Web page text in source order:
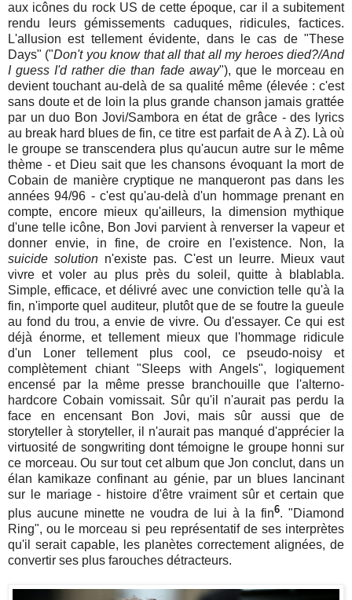
aux icônes du rock US de cette époque, car il a subitement
rendu leurs gémissements caduques, ridicules, factices.
L'allusion est tellement évidente, dans le cas de "These
Days" ("Don't you know that all that all my heroes died?/And
I guess I'd rather die than fade away"), que le morceau en
devient touchant au-delà de sa qualité même (élevée : c'est
sans doute et de loin la plus grande chanson jamais grattée
par un duo Bon Jovi/Sambora en état de grâce - des lyrics
au break hard blues de fin, ce titre est parfait de A à Z). Là où
le groupe se transcendera plus qu'aucun autre sur le même
thème - et Dieu sait que les chansons évoquant la mort de
Cobain de manière cryptique ne manqueront pas dans les
années 94/96 - c'est qu'au-delà d'un hommage prenant en
compte, encore mieux qu'ailleurs, la dimension mythique
d'une telle icône, Bon Jovi parvient à renverser la vapeur et
donner envie, in fine, de croire en l'existence. Non, la
suicide solution n'existe pas. C'est un leurre. Mieux vaut
vivre et voler au plus près du soleil, quitte à blablabla.
Simple, efficace, et délivré avec une conviction telle qu'à la
fin, n'importe quel auditeur, plutôt que de se foutre la gueule
au fond du trou, a envie de vivre. Ou d'essayer. Ce qui est
déjà énorme, et tellement mieux que l'hommage ridicule
d'un Loner tellement plus cool, ce pseudo-noisy et
complètement chiant "Sleeps with Angels", logiquement
encensé par la même presse branchouille que l'alterno-
hardcore Cobain vomissait. Sûr qu'il n'aurait pas perdu la
face en encensant Bon Jovi, mais sûr aussi que de
storyteller à storyteller, il n'aurait pas manqué d'apprécier la
virtuosité de songwriting dont témoigne le groupe honni sur
ce morceau. Ou sur tout cet album que Jon conclut, dans un
élan kamikaze confinant au génie, par un blues lancinant
sur le mariage - histoire d'être vraiment sûr et certain que
plus aucune minette ne voudra de lui à la fin6. "Diamond
Ring", ou le morceau si peu représentatif de ses interprètes
qu'il serait capable, les planètes correctement alignées, de
convertir ses plus farouches détracteurs.